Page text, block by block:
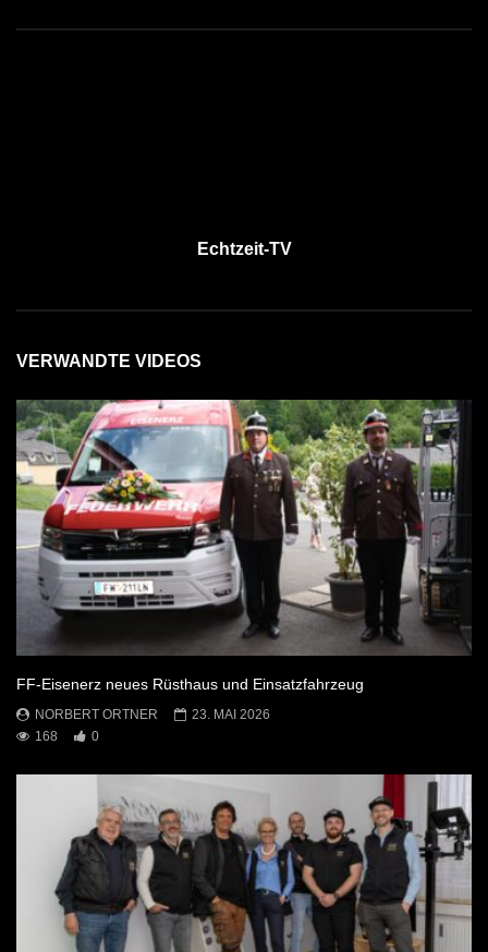
Echtzeit-TV
VERWANDTE VIDEOS
FF-Eisenerz neues Rüsthaus und Einsatzfahrzeug
NORBERT ORTNER
23. MAI 2026
168
0